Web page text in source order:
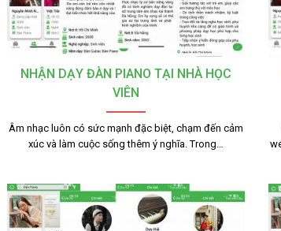
NHẬN DẠY ĐÀN PIANO TẠI NHÀ HỌC
VIÊN
Âm nhạc luôn có sức mạnh đặc biệt, chạm đến cảm
xúc và làm cuộc sống thêm ý nghĩa. Trong…